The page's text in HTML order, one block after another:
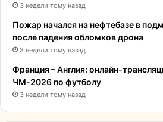
3 недели тому назад
Пожар начался на нефтебазе в
после падения обломков дрона
3 недели тому назад
Франция – Англия: онлайн-
ЧМ-2026 по футболу
3 недели тому назад